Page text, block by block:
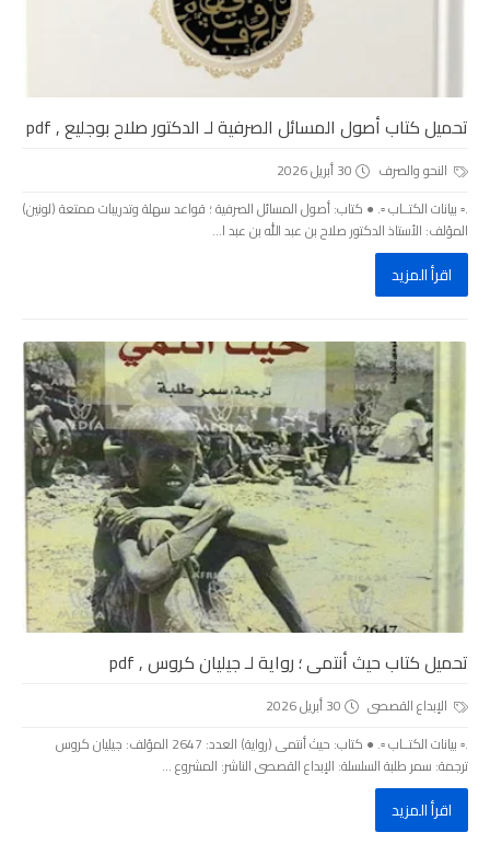
تحميل كتاب أصول المسائل الصرفية لـ الدكتور صلاح بوجليع , pdf
النحو والصرف
30 أبريل 2026
.▫️ بيانات الكتــاب ▫️. ● كتاب: أصول المسائل الصرفية ؛ قواعد سهلة وتدريبات ممتعة (لونين)
المؤلف: الأستاذ الدكتور صلاح بن عبد الله بن عبد ا...
اقرأ المزيد
تحميل كتاب حيث أنتمى ؛ رواية لـ جيليان كروس , pdf
الإبداع القصصى
30 أبريل 2026
.▫️ بيانات الكتــاب ▫️. ● كتاب: حيث أنتمى (رواية) العدد: 2647 المؤلف: جيليان كروس
ترجمة: سمر طلبة السلسلة: الإبداع القصصى الناشر: المشروع ...
اقرأ المزيد